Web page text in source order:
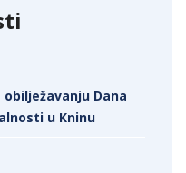
obilježavanju Dana
u Kninu